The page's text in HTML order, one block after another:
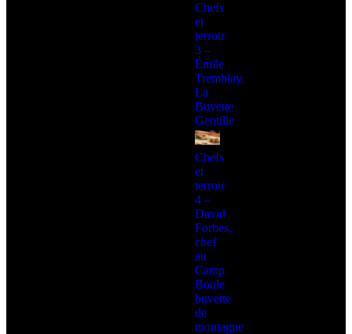
Chefs
et
terroir
3 –
Émile
Tremblay,
La
Buvette
Gentille
Chefs
et
terroir
4 –
David
Forbes,
chef
au
Camp
Boule
buvette
de
montagne